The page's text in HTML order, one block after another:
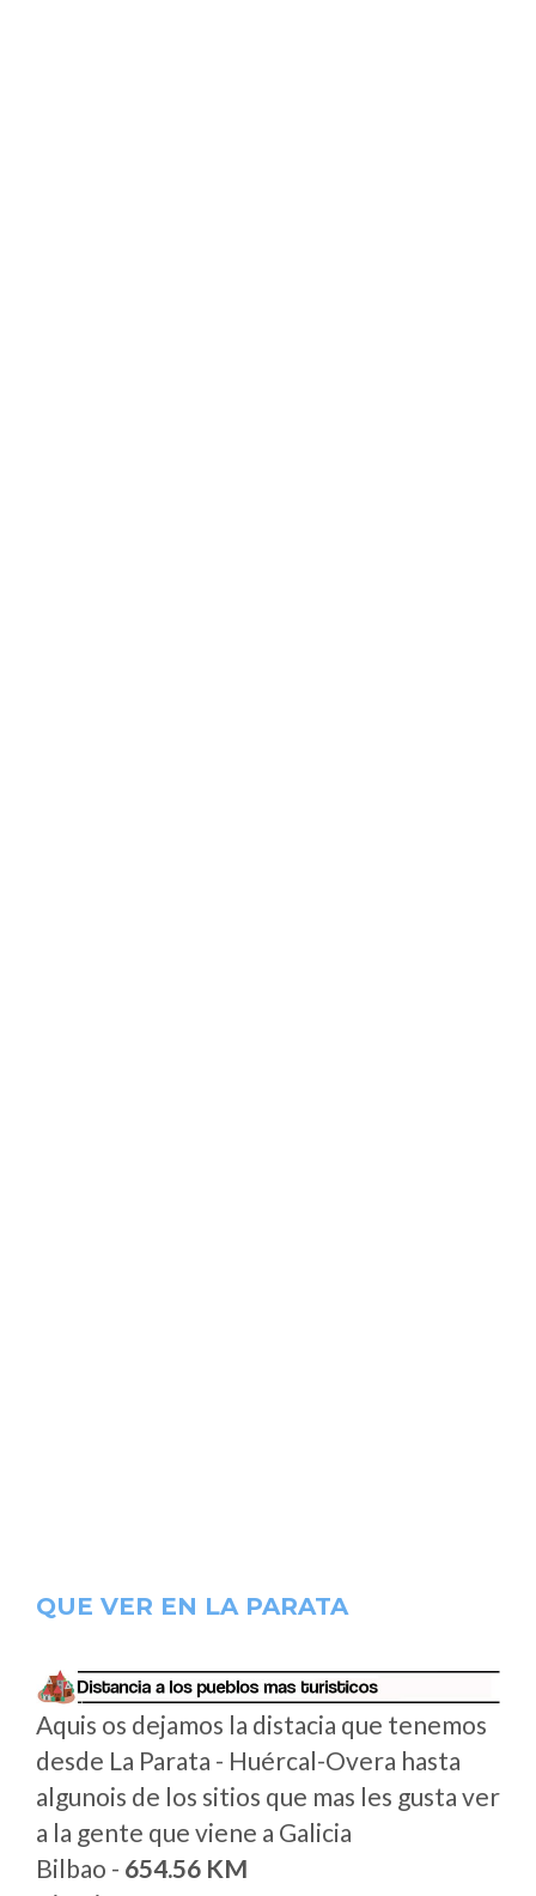
QUE VER EN LA PARATA
Aquis os dejamos la distacia que tenemos
desde La Parata - Huércal-Overa hasta
algunois de los sitios que mas les gusta ver
a la gente que viene a Galicia
Bilbao - 654.56 KM